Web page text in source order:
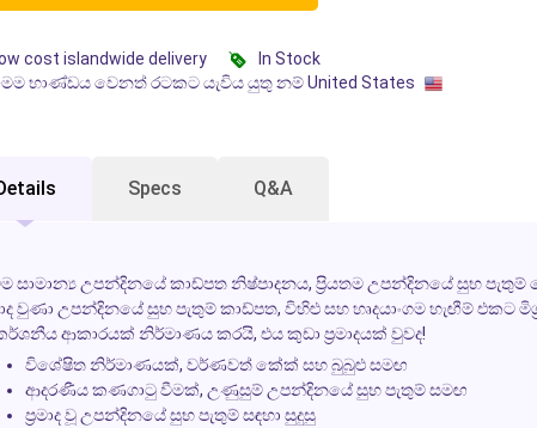
cost islandwide delivery
In Stock
භාණ්ඩය වෙනත් රටකට යැවිය යුතු නම් United States
Specs Q&A
සාමාන්‍ය උපන්දිනයේ කාඩ්පතනිෂ්පාදනය, ප්‍රියතම උපන්දිනයේ සුභ පැතුම්
වුණා උපන්දිනයේ සුභ පැතුම් කාඩ්පත, විහිළු සහ හෘදයාංගම හැඟීම් එකට
ආකාරයක් නිර්මාණය කරයි, එය කුඩා ප්‍රමාදයක් වුවද!
විශේෂිත නිර්මාණයක්, වර්ණවත්කේක් සහබුබුළුසමඟ
ආදරණීය කණගාටු වීමක්, උණුසුම් උපන්දිනයේ සුභ පැතුම් සමඟ
ප්‍රමාද වූ උපන්දිනයේ සුභ පැතුම් සඳහා සුදුසු